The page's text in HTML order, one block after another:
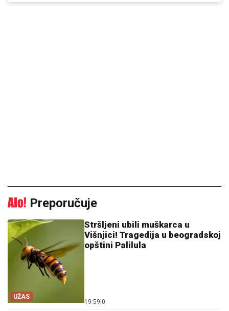
Preporučuje
UŽAS
Stršljeni ubili muškarca u
Višnjici! Tragedija u beogradskoj
opštini Palilula
19:59 0